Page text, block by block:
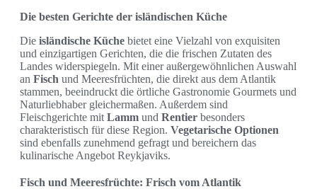
Die besten Gerichte der isländischen Küche
Die isländische Küche bietet eine Vielzahl von exquisiten
und einzigartigen Gerichten, die die frischen Zutaten des
Landes widerspiegeln. Mit einer außergewöhnlichen Auswahl
an Fisch und Meeresfrüchten, die direkt aus dem Atlantik
stammen, beeindruckt die örtliche Gastronomie Gourmets und
Naturliebhaber gleichermaßen. Außerdem sind
Fleischgerichte mit Lamm und Rentier besonders
charakteristisch für diese Region. Vegetarische Optionen
sind ebenfalls zunehmend gefragt und bereichern das
kulinarische Angebot Reykjaviks.
Fisch und Meeresfrüchte: Frisch vom Atlantik